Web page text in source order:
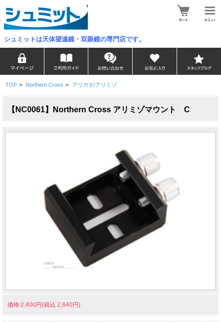
シュミットは天体望遠鏡・双眼鏡の専門店です。
TOP > Northern Cross > アリガタ/アリミゾ
【NC0061】Northern Cross アリミゾマウント C
価格:2,400円(税込 2,640円)